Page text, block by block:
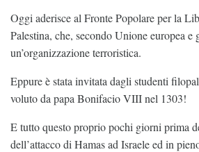
Oggi aderisce al Fronte Popolare per la
Palestina, che, secondo Unione europea
un’organizzazione terroristica.
Eppure è stata invitata dagli studenti
voluto da papa Bonifacio VIII nel 1303!
E tutto questo proprio pochi giorni prima
dell’attacco di Hamas ad Israele ed in